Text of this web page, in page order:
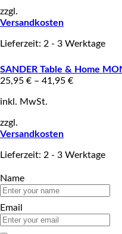
zzgl.
Versandkosten
Lieferzeit: 2 - 3 Werktage
SANDER Table & Home
25,95 € – 41,95 €
inkl. MwSt.
zzgl.
Versandkosten
Lieferzeit: 2 - 3 Werktage
Name
Email